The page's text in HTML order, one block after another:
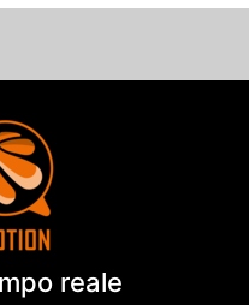
reale